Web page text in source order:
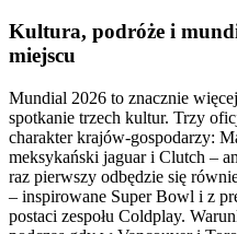
Kultura, podróże i
miejscu
Mundial 2026 to znacznie
spotkanie trzech kultur. Trzy
charakter krajów-gospodarzy:
meksykański jaguar i Clutch –
raz pierwszy odbędzie się
– inspirowane Super Bowl i z
postaci zespołu Coldplay.